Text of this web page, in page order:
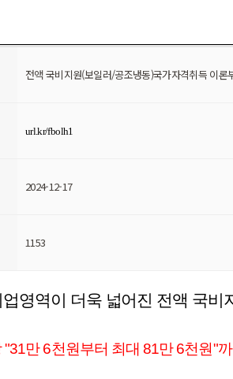
전액 국비지원(보일러/공조냉동)국가자격취득 이론
url.kr/fbolh1
2024-12-17
1153
영역이 더욱 넓어진 전액 국비
만 6천원부터 최대 81만 6천원"